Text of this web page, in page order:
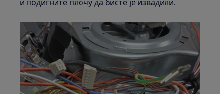
и подигните плочу да бисте је извадили.